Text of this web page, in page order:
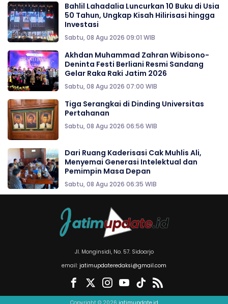
Bahlil Lahadalia Luncurkan 10 Buku di Usia
50 Tahun, Ungkap Kisah Hilirisasi hingga
Investasi
Sabtu, 08 Agu 2026 09:01 WIB
Akhdan Muhammad Zahran Wibisono-
Deninta Festi Berliani Resmi Sandang
Gelar Raka Raki Jatim 2026
Sabtu, 08 Agu 2026 07:00 WIB
Tiga Serangkai di Dinding Universitas
Pertahanan
Sabtu, 08 Agu 2026 06:56 WIB
Dari Ruang Kaderisasi Cak Muhlis Ali,
Menyemai Generasi Intelektual dan
Pemimpin Masa Depan
Sabtu, 08 Agu 2026 06:35 WIB
Jl. Monginsidi, No. 57. Sidoarjo
email: jatimupdateredaksi@gmail.com